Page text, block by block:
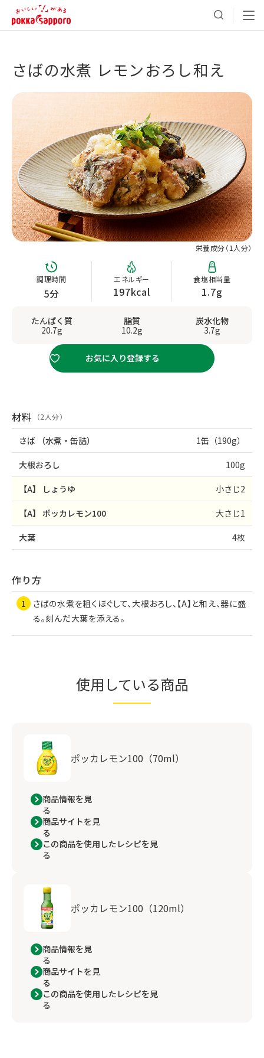
さばの水煮 レモンおろし和え
栄養成分（1人分）
調理時間
5分
エネルギー
197kcal
食塩相当量
1.7g
たんぱく質
20.7g
脂質
10.2g
炭水化物
3.7g
お気に入り登録する
材料 （2人分）
さば （水煮・缶詰） 1缶（190g）
大根おろし 100g
【A】 しょうゆ 小さじ2
【A】 ポッカレモン100 大さじ1
大葉 4枚
作り方
さばの水煮を粗くほぐして、大根おろし、【A】と和え、器に盛
る。刻んだ大葉を添える。
使用している商品
ポッカレモン100（70ml）
商品情報を見
る
商品サイトを見
る
この商品を使用したレシピを見
る
ポッカレモン100（120ml）
商品情報を見
る
商品サイトを見
る
この商品を使用したレシピを見
る